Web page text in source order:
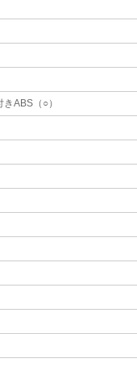
きABS（○）